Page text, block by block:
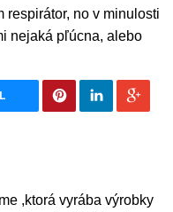
respirátor, no v minulosti
nejaká pľúcna, alebo
,ktorá vyrába výrobky